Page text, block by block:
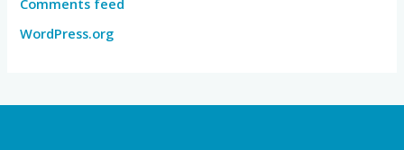
Comments feed
WordPress.org